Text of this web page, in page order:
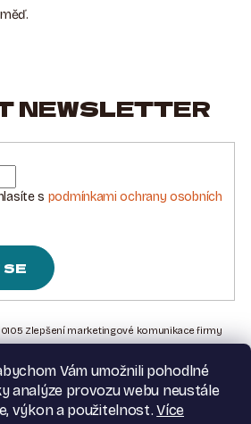
Vám umožnili pohodlné
analýze provozu webu neustále
výkon a použitelnost.Více
NEWSLETTER
s podmínkami ochrany osobních
Zlepšení marketingové komunikace firmy